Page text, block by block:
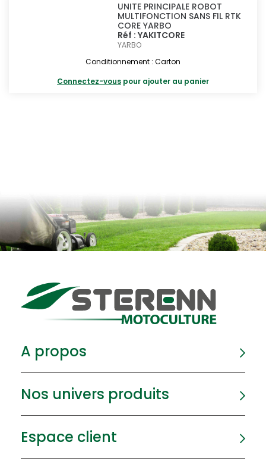
UNITE PRINCIPALE ROBOT
MULTIFONCTION SANS FIL RTK
CORE YARBO
Réf : YAKITCORE
YARBO
Conditionnement : Carton
Connectez-vous pour ajouter au panier
A propos
Nos univers produits
Espace client